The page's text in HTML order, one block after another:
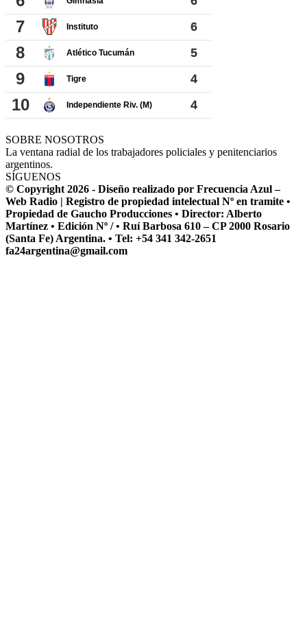
SOBRE NOSOTROS
La ventana radial de los trabajadores policiales y penitenciarios
argentinos.
SÍGUENOS
© Copyright 2026 - Diseño realizado por Frecuencia Azul –
Web Radio | Registro de propiedad intelectual Nº en tramite •
Propiedad de Gaucho Producciones • Director: Alberto
Martínez • Edición Nº / • Ruí Barbosa 610 – CP 2000 Rosario
(Santa Fe) Argentina. • Tel: +54 341 342-2651
fa24argentina@gmail.com